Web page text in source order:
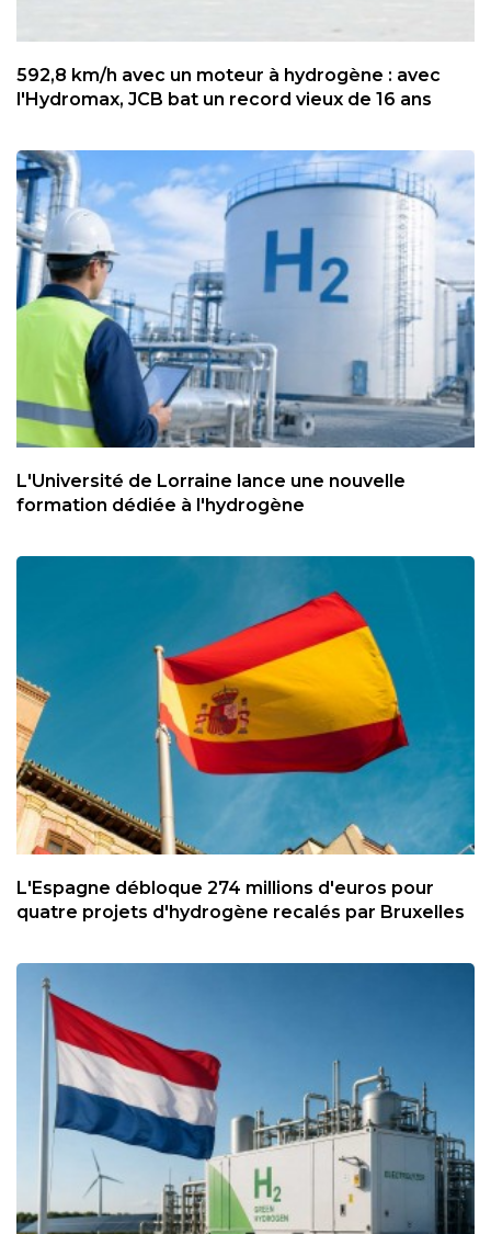
592,8 km/h avec un moteur à hydrogène : avec
l'Hydromax, JCB bat un record vieux de 16 ans
L'Université de Lorraine lance une nouvelle
formation dédiée à l'hydrogène
L'Espagne débloque 274 millions d'euros pour
quatre projets d'hydrogène recalés par Bruxelles